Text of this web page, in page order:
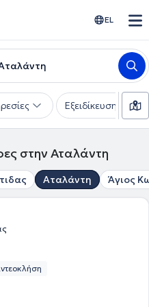
EL
Εξειδίκευση
στην Αταλάντη
Αταλάντη Άγιος